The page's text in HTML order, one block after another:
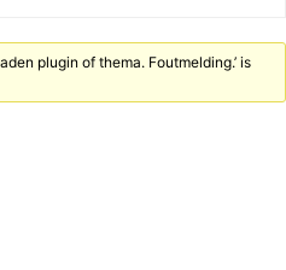
plugin of thema. Foutmelding.’ is